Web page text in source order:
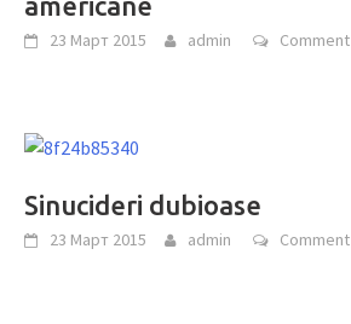
23 Март 2015 admin Comment
Sinucideri dubioase
23 Март 2015 admin Comment